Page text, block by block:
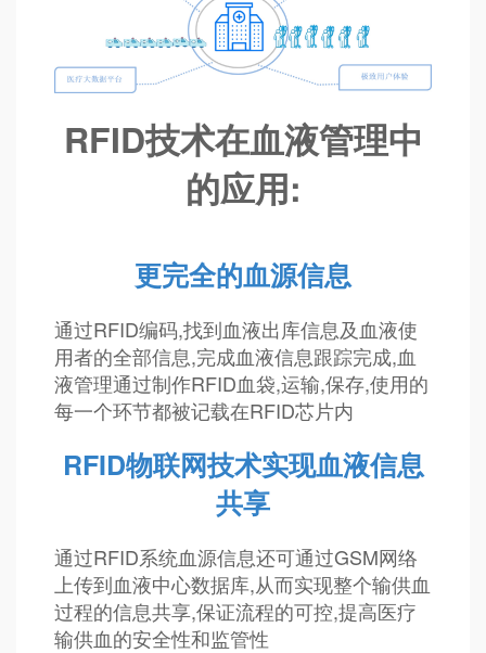
RFID技术在血液管理中
的应用:
更完全的血源信息
通过RFID编码,找到血液出库信息及血液使
用者的全部信息,完成血液信息跟踪完成,血
液管理通过制作RFID血袋,运输,保存,使用的
每一个环节都被记载在RFID芯片内
RFID物联网技术实现血液信息
共享
通过RFID系统血源信息还可通过GSM网络
上传到血液中心数据库,从而实现整个输供血
过程的信息共享,保证流程的可控,提高医疗
输供血的安全性和监管性